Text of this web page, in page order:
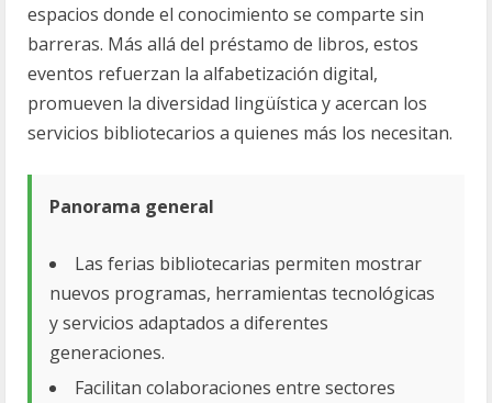
espacios donde el conocimiento se comparte sin
barreras. Más allá del préstamo de libros, estos
eventos refuerzan la alfabetización digital,
promueven la diversidad lingüística y acercan los
servicios bibliotecarios a quienes más los necesitan.
Panorama general
Las ferias bibliotecarias permiten mostrar
nuevos programas, herramientas tecnológicas
y servicios adaptados a diferentes
generaciones.
Facilitan colaboraciones entre sectores